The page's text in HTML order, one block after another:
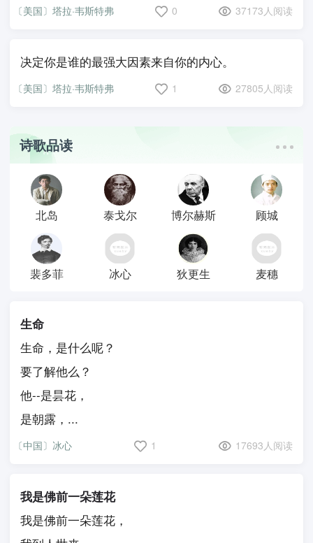
〔美国〕塔拉·韦斯特弗 0 37173人阅读
决定你是谁的最强大因素来自你的内心。
〔美国〕塔拉·韦斯特弗 1 27805人阅读
诗歌品读
北岛 泰戈尔 博尔赫斯 顾城
裴多菲 冰心 狄更生 麦穗
生命
生命，是什么呢？
要了解他么？
他--是昙花，
是朝露，...
〔中国〕冰心 1 17693人阅读
我是佛前一朵莲花
我是佛前一朵莲花，